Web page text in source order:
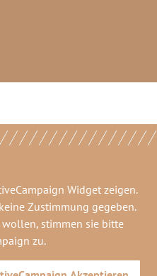
Widgetzeigen.
Zustimmung gegeben.
wollen, stimmen sie bitte
zu.